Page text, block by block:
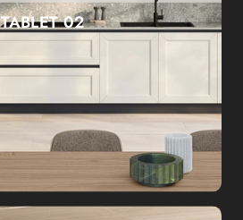
TABLET 02